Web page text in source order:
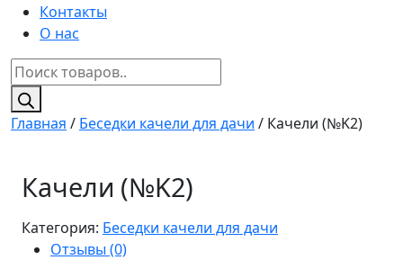
Контакты
О нас
Поиск
товаров
Главная / Беседки качели для дачи / Качели (№K2)
Качели (№K2)
Категория: Беседки качели для дачи
Отзывы (0)